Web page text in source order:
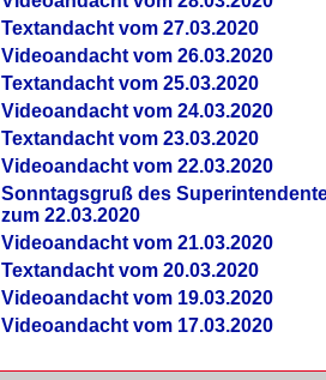
Textandacht vom 27.03.2020
Videoandacht vom 26.03.2020
Textandacht vom 25.03.2020
Videoandacht vom 24.03.2020
Textandacht vom 23.03.2020
Videoandacht vom 22.03.2020
Sonntagsgruß des
zum 22.03.2020
Videoandacht vom 21.03.2020
Textandacht vom 20.03.2020
Videoandacht vom 19.03.2020
Videoandacht vom 17.03.2020